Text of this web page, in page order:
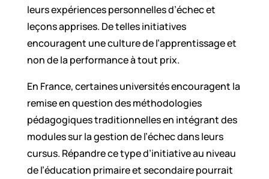
leurs expériences personnelles d’échec et
leçons apprises. De telles initiatives
encouragent une culture de l’apprentissage et
non de la performance à tout prix.
En France, certaines universités encouragent la
remise en question des méthodologies
pédagogiques traditionnelles en intégrant des
modules sur la gestion de l’échec dans leurs
cursus. Répandre ce type d’initiative au niveau
de l’éducation primaire et secondaire pourrait